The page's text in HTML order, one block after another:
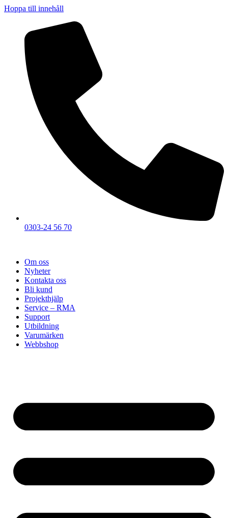
Hoppa till innehåll
0303-24 56 70
Om oss
Nyheter
Kontakta oss
Bli kund
Projekthjälp
Service – RMA
Support
Utbildning
Varumärken
Webbshop